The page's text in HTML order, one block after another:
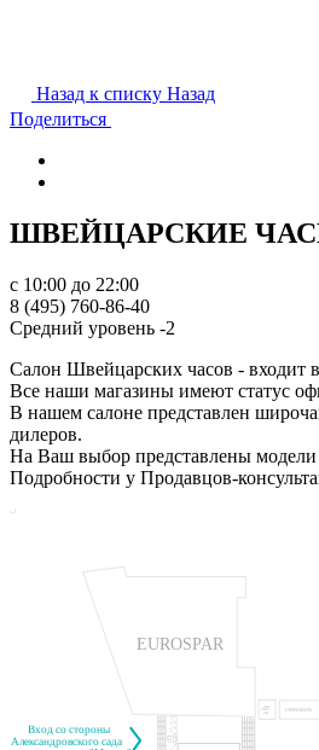
Назад к списку Назад
Поделиться
ШВЕЙЦАРСКИЕ
с 10:00 до 22:00
8 (495) 760-86-40
Средний уровень -2
Салон Швейцарских часов - входит
Все наши магазины имеют статус
В нашем салоне представлен
дилеров.
На Ваш выбор представлены
Подробности у Продавцов-
Вход со стороны
Александровского сада
EUROSPAR
CINNABON
HOOKAH